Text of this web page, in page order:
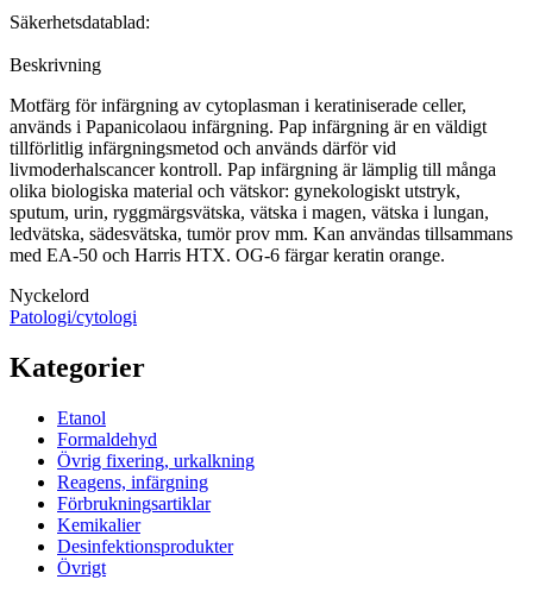
Säkerhetsdatablad:
Beskrivning
Motfärg för infärgning av cytoplasman i keratiniserade celler,
används i Papanicolaou infärgning. Pap infärgning är en väldigt
tillförlitlig infärgningsmetod och används därför vid
livmoderhalscancer kontroll. Pap infärgning är lämplig till många
olika biologiska material och vätskor: gynekologiskt utstryk,
sputum, urin, ryggmärgsvätska, vätska i magen, vätska i lungan,
ledvätska, sädesvätska, tumör prov mm. Kan användas tillsammans
med EA-50 och Harris HTX. OG-6 färgar keratin orange.
Nyckelord
Patologi/cytologi
Kategorier
Etanol
Formaldehyd
Övrig fixering, urkalkning
Reagens, infärgning
Förbrukningsartiklar
Kemikalier
Desinfektionsprodukter
Övrigt